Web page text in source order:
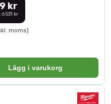
kr
531 kr
moms)
Lägg i varukorg